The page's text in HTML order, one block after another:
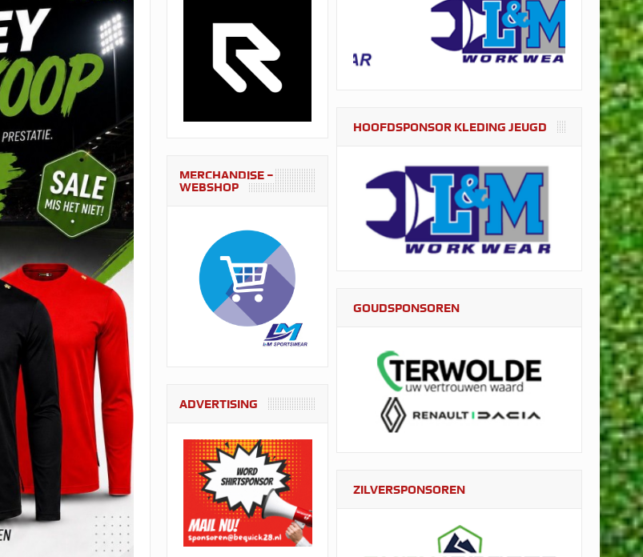
MERCHANDISE –
WEBSHOP
ADVERTISING
HOOFDSPONSOR KLEDING JEUGD
GOUDSPONSOREN
ZILVERSPONSOREN